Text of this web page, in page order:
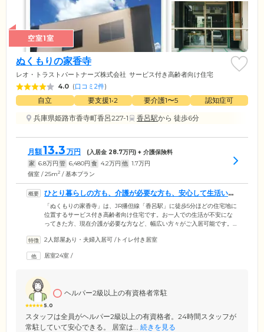
空室1室
ぬくもりの家香寺
レオ・トラストパートナーズ株式会社 サービス付き高齢者向け住宅
4.0 (口コミ2件)
自立 要支援1•2 要介護1〜5
認知症可
兵庫県姫路市香寺町香呂227-1
香呂駅から 徒歩6分
月額13.3 万円 (入居金 28.7万円) + 介護保険料
家 6.8万円 管 6,480円 食 4.2万円 他 1.7万円
個室 / 25m2 / 基本プラン
ひとり暮らしの方も、介護が必要な方も、安心して生活いた
だける環境です
「ぬくもりの家香寺」は、JR播但線「香呂駅」に徒歩5分ほどの住宅地に
位置するサービス付き高齢者向け住宅です。お一人での生活が不安にな
ってきた方、現在介護が必要な方など、幅広い方々がご入居可能です。
応。高い場所の電球交換やタンスの移動など、生活のなかでお困りのこ
便や宅配便などの一次預かりやタクシーなどのお手配もご対応していま
2人部屋あり・夫婦入居可 /トイレ付き居室
居室24室 /
5.0
ヘルパー2級以上の有資格者常駐
スタッフは全員がヘルパー2級以上の有資格者。24時間スタッフが
常駐していて安心できる。 居室は... 続きを見る